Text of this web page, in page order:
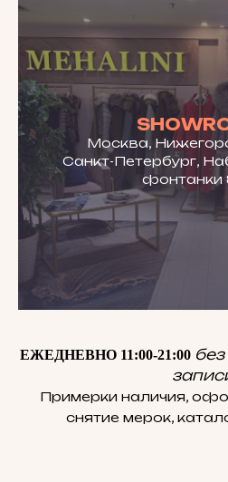
Москва,
Санкт-Петербург,
фонтанки
ЕЖЕДНЕВНО 11:00-21:00
Примерки наличия,
снятие мерок,